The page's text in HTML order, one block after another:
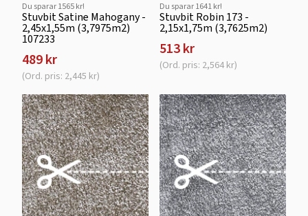
Du sparar 1565 kr!
Stuvbit Satine Mahogany -
2,45x1,55m (3,7975m2)
107233
489 kr
(Ord. pris: 2,445 kr)
Du sparar 1641 kr!
Stuvbit Robin 173 -
2,15x1,75m (3,7625m2)
513 kr
(Ord. pris: 2,564 kr)